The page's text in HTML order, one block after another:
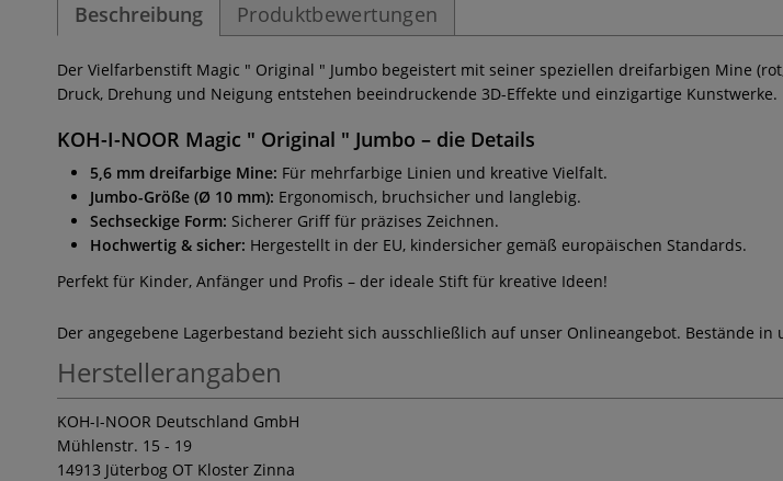
Beschreibung Produktbewertungen
Der Vielfarbenstift Magic " Original " Jumbo begeistert mit seiner speziellen dreifarbigen Mine
Druck, Drehung und Neigung entstehen beeindruckende 3D-Effekte und einzigartige Kunstwerke.
KOH-I-NOOR Magic " Original " Jumbo – die Details
5,6 mm dreifarbige Mine: Für mehrfarbige Linien und kreative Vielfalt.
Jumbo-Größe (Ø 10 mm): Ergonomisch, bruchsicher und langlebig.
Sechseckige Form: Sicherer Griff für präzises Zeichnen.
Hochwertig & sicher: Hergestellt in der EU, kindersicher gemäß europäischen Standards.
Perfekt für Kinder, Anfänger und Profis – der ideale Stift für kreative Ideen!
Der angegebene Lagerbestand bezieht sich ausschließlich auf unser Onlineangebot. Bestände in
Herstellerangaben
KOH-I-NOOR Deutschland GmbH
Mühlenstr. 15 - 19
14913 Jüterbog OT Kloster Zinna